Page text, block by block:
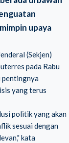
upaya
(Sekjen)
pada Rabu
pentingnya
yang terus
politik yang akan
sesuai dengan
kata